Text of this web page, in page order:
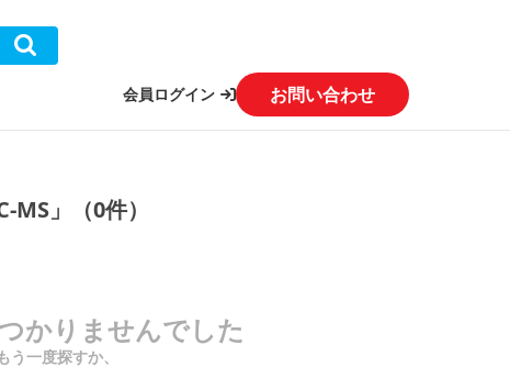
会員ログイン お問い合わせ
」（0件）
かりませんでした
う一度探すか、